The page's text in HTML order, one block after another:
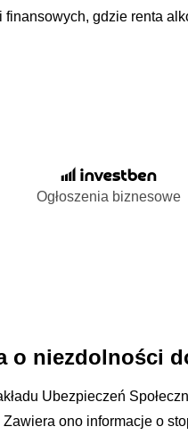
gdzie renta
Ogłoszenia biznesowe
o niezdolności
Ubezpieczeń
ono informacje o